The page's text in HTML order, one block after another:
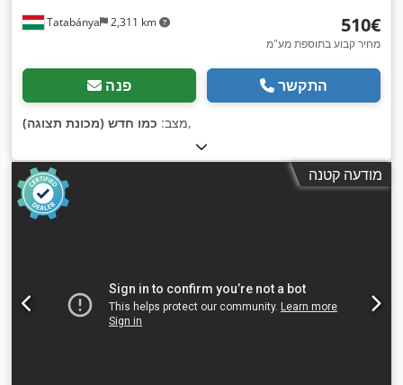
Tatabánya 2,311 km ‏510 ‏€
מחיר קבוע בתוספת מע"מ
פנה התקשר
מצב: כמו חדש (מכונת תצוגה) ,
מודעה קטנה